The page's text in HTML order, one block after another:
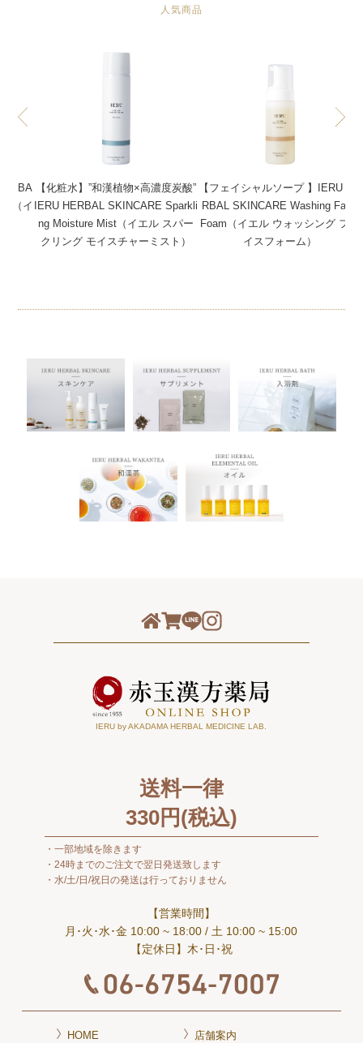
人気商品
炭酸”
【フェイシャルソープ 】IERU HE
RBAL SKINCARE Washing Face
Foam（イエル ウォッシング フェ
イスフォーム）
【メイク落とし】IERU HERBAL
SKINCARE Non Oil Cleansing Liq
uid （イエル ハーバルスキンケア
ノンオイル クレンジング リキ
IERU by AKADAMA HERBAL MEDICINE LAB.
送料一律
330円(税込)
一部地域を除きます
24時までのご注文で翌日発送致します
水/土/日/祝日の発送は行っておりません
【営業時間】
月･火･水･金 10:00 ~ 18:00/ 土 10:00 ~ 15:00
【定休日】木･日･祝
HOME 店舗案内